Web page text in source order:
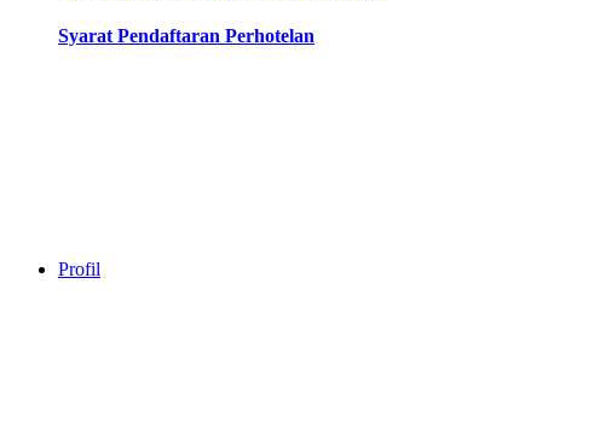
Syarat Pendaftaran Perhotelan
Profil